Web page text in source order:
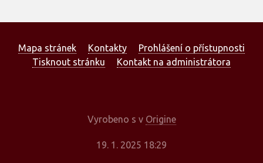
Mapa stránek Kontakty
Prohlášení o přístupnosti
Tisknout stránku
Kontakt na administrátora
Vyrobeno s v Origine
19. 1. 2025 18:29